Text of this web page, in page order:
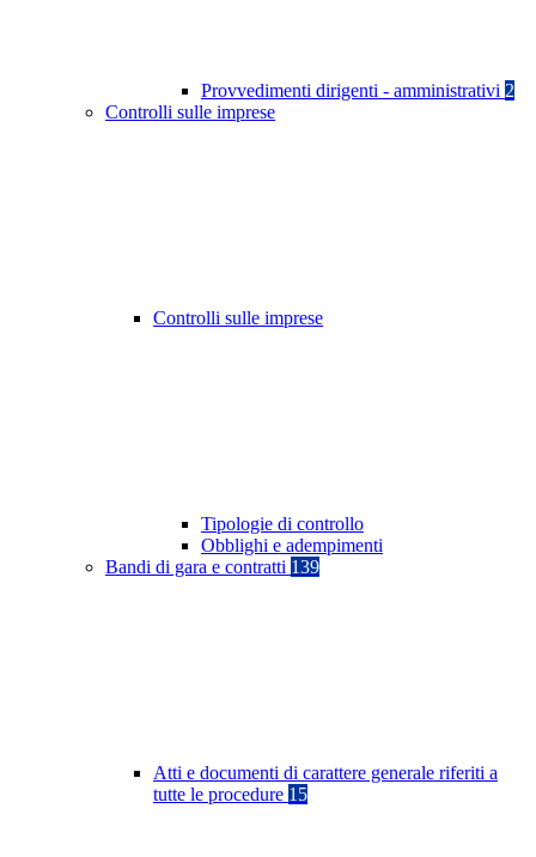
Provvedimenti dirigenti - amministrativi 2
Controlli sulle imprese
Controlli sulle imprese
Tipologie di controllo
Obblighi e adempimenti
Bandi di gara e contratti 139
Atti e documenti di carattere generale riferiti a
tutte le procedure 15